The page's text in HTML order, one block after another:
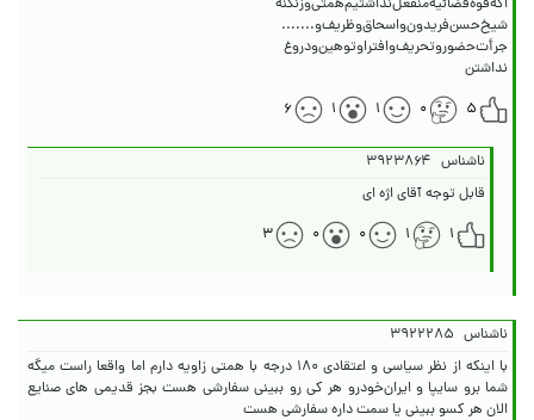
نداشتن
۵
۰ ۱ ۱ ۶
ناشناس ۳۹۲۳۸۶۴
قابل توجه آقای اژه ای
۱
۱ ۰ ۰ ۳
ناشناس ۳۹۲۲۲۸۵
با اینکه از نظر سیاسی و اعتقادی ۱۸۰ درجه با همتی زاویه دارم اما واقعا راست میگه
شما برو سایپا و ایران‌خودرو هر کی رو ببینی سفارشی هست بجز قدیمی های صنایع